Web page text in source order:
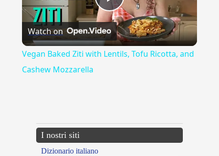
Play
Video
Watch on
Vegan Baked Ziti with Lentils, Tofu Ricotta, and
Cashew Mozzarella
I nostri siti
Dizionario italiano